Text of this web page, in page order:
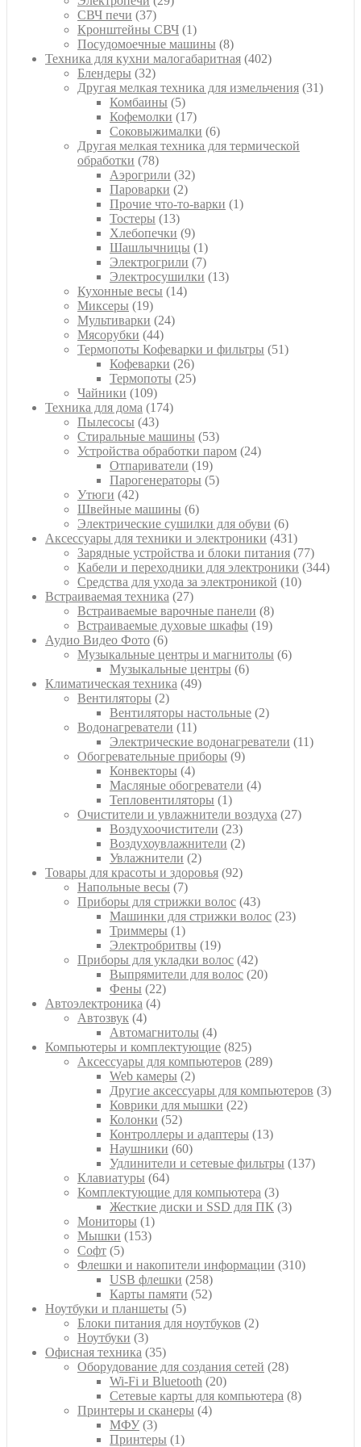
СВЧ печи 3737
товаров
Кронштейны СВЧ 11
товар
Посудомоечные машины 88
товаров
Техника для кухни малогабаритная 402402
Блендеры 3232
товара
Другая мелкая техника для измельчения 3131
Комбаины 55
товаров
Кофемолки 1717
товаров
Соковыжималки 66
товаров
Другая мелкая техника для термической
обработки
7878
товаров
Аэрогрили 3232
Пароварки 22
товара
Прочие что-то-варки 11
Тостеры 1313
товаров
Хлебопечки 99
товаров
Шашлычницы 11
товар
Электрогрили 77
товаров
Электросушилки 1313
Кухонные весы 1414
Миксеры 1919
товаров
Мультиварки 2424
Мясорубки 4444
товара
Термопоты Кофеварки и фильтры 5151
Кофеварки 2626
товаров
Термопоты 2525
Чайники 109109
товаров
Техника для дома 174174
Пылесосы 4343
товара
Стиральные машины 5353
товара
Устройства обработки паром 2424
Отпариватели 1919
товаров
Парогенераторы 55
Утюги 4242
товара
Швейные машины 66
товаров
Электрические сушилки для обуви 66
товаров
Аксессуары для техники и электроники 431431
товар
Зарядные устройства и блоки питания 7777
товаров
Кабели и переходники для электроники 344344
Средства для ухода за электроникой 1010
Встраиваемая техника 2727
товаров
Встраиваемые варочные панели 88
товаров
Встраиваемые духовые шкафы 1919
Аудио Видео Фото 66
товаров
Музыкальные центры и магнитолы 66
Музыкальные центры 66
Климатическая техника 4949
Вентиляторы 22
товара
Вентиляторы настольные 22
Водонагреватели 1111
товаров
Электрические водонагреватели 1111
Обогревательные приборы 99
Конвекторы 44
товара
Масляные обогреватели 44
Тепловентиляторы 11
товар
Очистители и увлажнители воздуха 2727
Воздухоочистители 2323
товара
Воздухоувлажнители 22
Увлажнители 22
товара
Товары для красоты и здоровья 9292
Напольные весы 77
товаров
Приборы для стрижки волос 4343
товара
Машинки для стрижки волос 2323
Триммеры 11
товар
Электробритвы 1919
товаров
Приборы для укладки волос 4242
товара
Выпрямители для волос 2020
Фены 2222
Автоэлектроника 44
Автозвук 44
товара
Автомагнитолы 44
товара
Компьютеры и комплектующие 825825
товаров
Аксессуары для компьютеров 289289
Web камеры 22
товара
Другие аксессуары для компьютеров 33
Коврики для мышки 2222
Колонки 5252
товара
Контроллеры и адаптеры 1313
Наушники 6060
товаров
Удлинители и сетевые фильтры 137137
Клавиатуры 6464
товара
Комплектующие для компьютера 33
товара
Жесткие диски и SSD для ПК 33
Мониторы 11
товар
Мышки 153153
Софт 55
товаров
Флешки и накопители информации 310310
USB флешки 258258
товаров
Карты памяти 5252
Ноутбуки и планшеты 55
товаров
Блоки питания для ноутбуков 22
Ноутбуки 33
товара
Офисная техника 3535
товаров
Оборудование для создания сетей 2828
Wi-Fi и Bluetooth 2020
товаров
Сетевые карты для компьютера 88
Принтеры и сканеры 44
МФУ 33
товара
Принтеры 11